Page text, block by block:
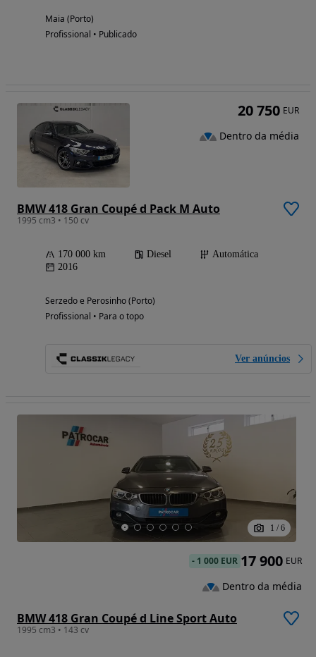
Maia (Porto)
Profissional • Publicado
BMW 418 Gran Coupé d Pack M Auto
1995 cm3 • 150 cv
170 000 km Diesel
Automática
2016
Serzedo e Perosinho (Porto)
Profissional • Para o topo
Ver anúncios
20 750 EUR
Dentro da média
1 / 6
BMW 418 Gran Coupé d Line Sport Auto
1995 cm3 • 143 cv
- 1 000 EUR 17 900 EUR
Dentro da média